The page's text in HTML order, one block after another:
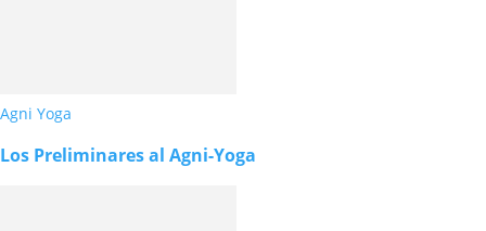
Agni Yoga
Los Preliminares al Agni-Yoga